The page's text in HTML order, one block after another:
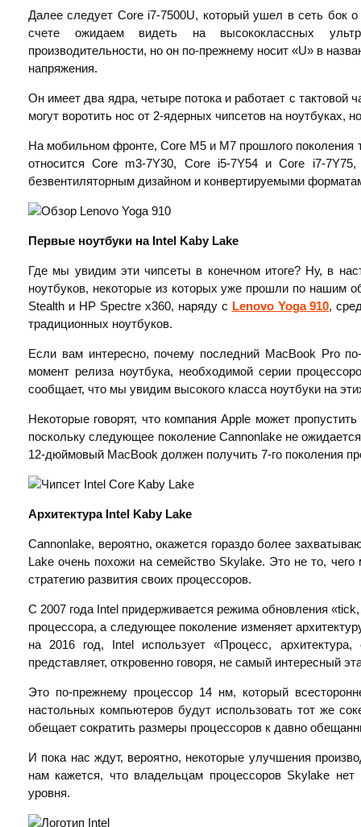
Далее следует Core i7-7500U, который ушел в сеть бок
счете ожидаем видеть на высококлассных
производительности, но он по-прежнему носит «U» в
напряжения.
Он имеет два ядра, четыре потока и работает с тактовой
могут воротить нос от 2-ядерных чипсетов на ноутбуках,
На мобильном фронте, Core M5 и M7 прошлого поколения
относится Core m3-7Y30, Core i5-7Y54 и Core i7-
безвентиляторным дизайном и конвертируемыми
Первые ноутбуки на Intel Kaby Lake
Где мы увидим эти чипсеты в конечном итоге? Ну, в
ноутбуков, некоторые из которых уже прошли по нашим
Stealth и HP Spectre x360, наряду с Lenovo Yoga 910,
традиционных ноутбуков.
Если вам интересно, почему последний MacBook Pro
момент релиза ноутбука, необходимой серии
сообщает, что мы увидим высокого класса ноутбуки на
Некоторые говорят, что компания Apple может
поскольку следующее поколение Cannonlake не
12-дюймовый MacBook должен получить 7-го поколения
АрхитектураIntel Kaby Lake
Cannonlake, вероятно, окажется гораздо более
Lake очень похожи на семейство Skylake. Это не то,
стратегию развития своих процессоров.
С 2007 года Intel придерживается режима обновления
процессора, а следующее поколение изменяет
на 2016 год, Intel использует «Процесс,
представляет, откровенно говоря, не самый интересный
Это по-прежнему процессор 14 нм, который
настольных компьютеров будут использовать тот же
обещает сократить размеры процессоров к давно
И пока нас ждут, вероятно, некоторые улучшения
нам кажется, что владельцам процессоров Skylake
уровня.